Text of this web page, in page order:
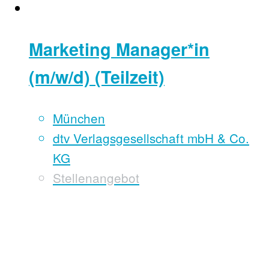
Marketing Manager*in
(m/w/d) (Teilzeit)
München
dtv Verlagsgesellschaft mbH & Co.
KG
Stellenangebot